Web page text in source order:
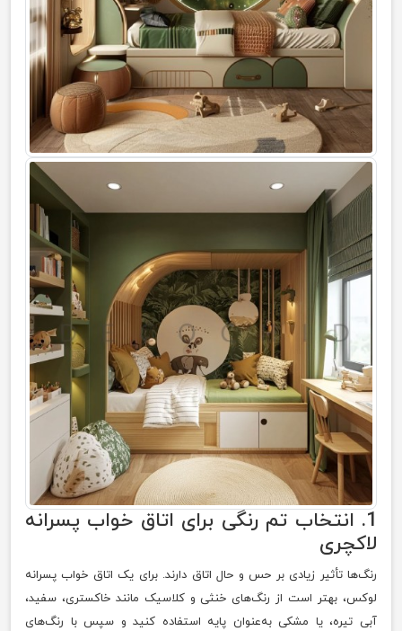
1. انتخاب تم رنگی برای اتاق خواب پسرانه
لاکچری
رنگ‌ها تأثیر زیادی بر حس و حال اتاق دارند. برای یک اتاق خواب پسرانه
لوکس، بهتر است از رنگ‌های خنثی و کلاسیک مانند خاکستری، سفید،
آبی تیره، یا مشکی به‌عنوان پایه استفاده کنید و سپس با رنگ‌های